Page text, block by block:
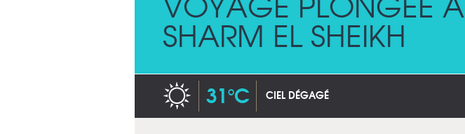
SHARM EL SHEIKH
31°C CIEL DÉGAGÉ